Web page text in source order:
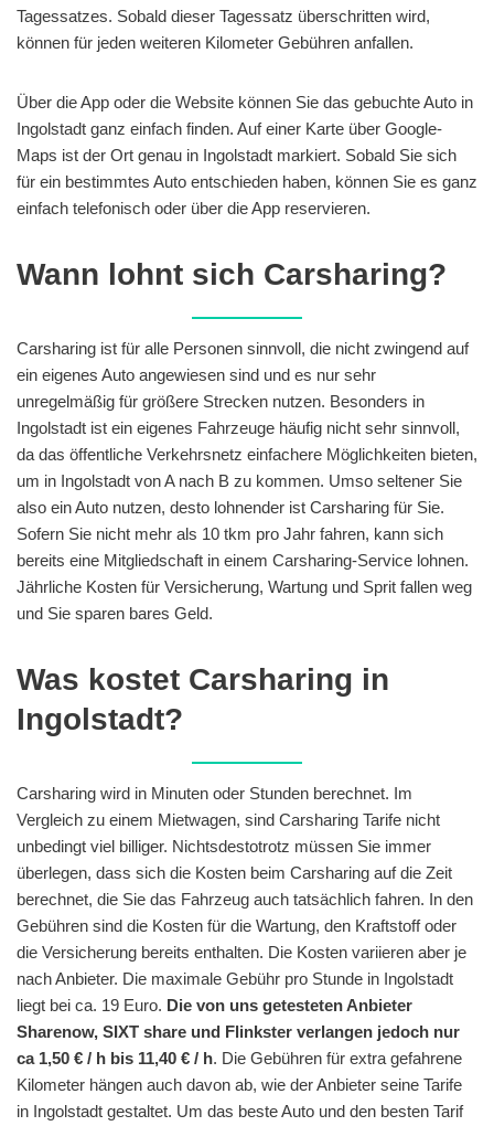
Tagessatzes. Sobald dieser Tagessatz überschritten wird,
können für jeden weiteren Kilometer Gebühren anfallen.
Über die App oder die Website können Sie das gebuchte Auto in
Ingolstadt ganz einfach finden. Auf einer Karte über Google-
Maps ist der Ort genau in Ingolstadt markiert. Sobald Sie sich
für ein bestimmtes Auto entschieden haben, können Sie es ganz
einfach telefonisch oder über die App reservieren.
Wann lohnt sich Carsharing?
Carsharing ist für alle Personen sinnvoll, die nicht zwingend auf
ein eigenes Auto angewiesen sind und es nur sehr
unregelmäßig für größere Strecken nutzen. Besonders in
Ingolstadt ist ein eigenes Fahrzeuge häufig nicht sehr sinnvoll,
da das öffentliche Verkehrsnetz einfachere Möglichkeiten bieten,
um in Ingolstadt von A nach B zu kommen. Umso seltener Sie
also ein Auto nutzen, desto lohnender ist Carsharing für Sie.
Sofern Sie nicht mehr als 10 tkm pro Jahr fahren, kann sich
bereits eine Mitgliedschaft in einem Carsharing-Service lohnen.
Jährliche Kosten für Versicherung, Wartung und Sprit fallen weg
und Sie sparen bares Geld.
Was kostet Carsharing in
Ingolstadt?
Carsharing wird in Minuten oder Stunden berechnet. Im
Vergleich zu einem Mietwagen, sind Carsharing Tarife nicht
unbedingt viel billiger. Nichtsdestotrotz müssen Sie immer
überlegen, dass sich die Kosten beim Carsharing auf die Zeit
berechnet, die Sie das Fahrzeug auch tatsächlich fahren. In den
Gebühren sind die Kosten für die Wartung, den Kraftstoff oder
die Versicherung bereits enthalten. Die Kosten variieren aber je
nach Anbieter. Die maximale Gebühr pro Stunde in Ingolstadt
liegt bei ca. 19 Euro. Die von uns getesteten Anbieter
Sharenow, SIXT share und Flinkster verlangen jedoch nur
ca 1,50 € / h bis 11,40 € / h. Die Gebühren für extra gefahrene
Kilometer hängen auch davon ab, wie der Anbieter seine Tarife
in Ingolstadt gestaltet. Um das beste Auto und den besten Tarif